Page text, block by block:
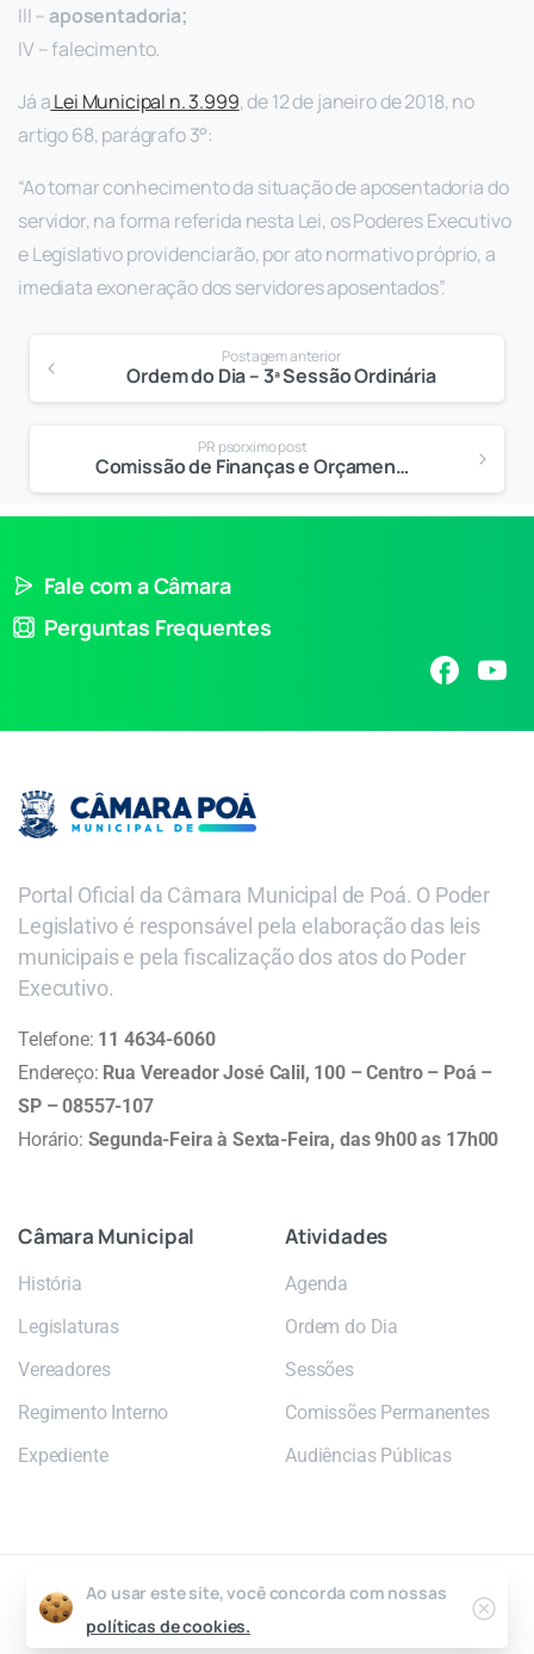
III –aposentadoria;
IV – falecimento.
Já aLei Municipal n. 3.999, de 12 de janeiro de 2018, no
artigo 68, parágrafo 3°:
“Ao tomar conhecimento da situação de aposentadoria do
servidor, na forma referida nesta Lei, os Poderes Executivo
e Legislativo providenciarão, por ato normativo próprio, a
imediata exoneração dos servidores aposentados”.
Postagem anterior
Ordem do Dia – 3ª Sessão Ordinária
PR psorximo post
Comissão de Finanças e Orçamento convida para audiência pública na próxima segunda (22)
Fale com a Câmara
Perguntas Frequentes
Portal Oficial da Câmara Municipal de Poá. O Poder
Legislativo é responsável pela elaboração das leis
municipais e pela fiscalização dos atos do Poder
Executivo.
Telefone: 11 4634-6060
Endereço: Rua Vereador José Calil, 100 – Centro – Poá –
SP – 08557-107
Horário: Segunda-Feira à Sexta-Feira, das 9h00 as 17h00
Câmara Municipal
História
Legislaturas
Vereadores
Regimento Interno
Expediente
Atividades
Agenda
Ordem do Dia
Sessões
Comissões Permanentes
Audiências Públicas
2026 © Câmara Municipal de Poá
Ao usar este site, você concorda com nossas
políticas de cookies.